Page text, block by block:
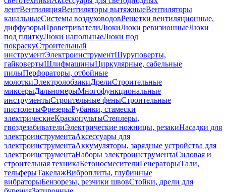
лентВентиляцияВентиляторы вытяжныеВентиляторы
канальныеСистемы воздуховодовРешетки вентиляционные,
диффузорыПроветривателиЛюкиЛюки ревизионныеЛюки
под плиткуЛюки напольныеЛюки под
покраскуСтроительный
инструментЭлектроинструментШуруповерты,
гайковертыШлифмашиныЦиркулярные, сабельные
пилыПерфораторы, отбойные
молоткиЭлектролобзикиДрелиСтроительные
миксерыДальномерыМногофункциональные
инструментыСтроительные феныСтроительные
пистолетыФрезерыРубанки, стамески
электрическиеКраскопультыСтеплеры,
гвоздезабивателиЭлектрические ножницы, резакиНасадки для
электроинструментаАксессуары для
электроинструментаАккумуляторы, зарядные устройства для
электроинструментаНаборы электроинструментаСиловая и
строительная техникаБетоносмесителиГенераторыТали,
тельферыТакелажВиброплиты, глубинные
вибраторыБензорезы, резчики швовСтойки, дрели для